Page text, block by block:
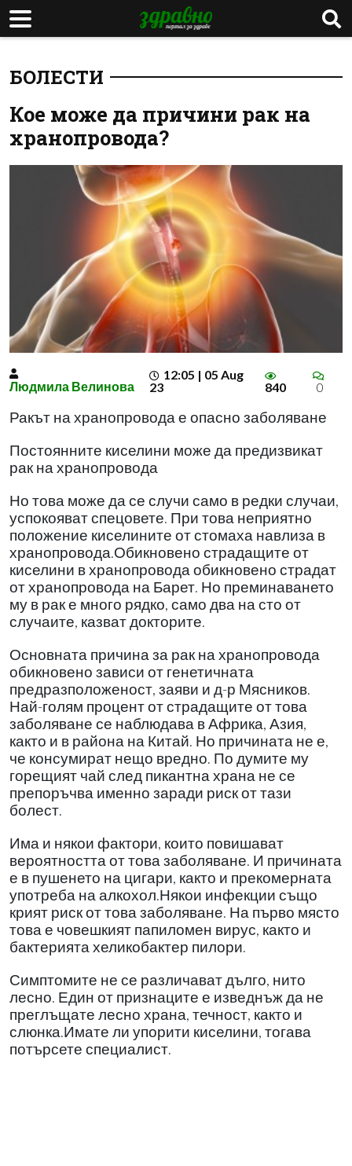
БОЛЕСТИ
Кое може да причини рак на
хранопровода?
Людмила Велинова
12:05 | 05 Aug
23
840 0
Ракът на хранопровода е опасно заболяване
Постоянните киселини може да предизвикат
рак на хранопровода
Но това може да се случи само в редки случаи,
успокояват спецовете. При това неприятно
положение киселините от стомаха навлиза в
хранопровода.Обикновено страдащите от
киселини в хранопровода обикновено страдат
от хранопровода на Барет. Но преминаването
му в рак е много рядко, само два на сто от
случаите, казват докторите.
Основната причина за рак на хранопровода
обикновено зависи от генетичната
предразположеност, заяви и д-р Мясников.
Най-голям процент от страдащите от това
заболяване се наблюдава в Африка, Азия,
както и в района на Китай. Но причината не е,
че консумират нещо вредно. По думите му
горещият чай след пикантна храна не се
препоръчва именно заради риск от тази
болест.
Има и някои фактори, които повишават
вероятността от това заболяване. И причината
е в пушенето на цигари, както и прекомерната
употреба на алкохол.Някои инфекции също
крият риск от това заболяване. На първо място
това е човешкият папиломен вирус, както и
бактерията хеликобактер пилори.
Симптомите не се различават дълго, нито
лесно. Един от признаците е изведнъж да не
преглъщате лесно храна, течност, както и
слюнка.Имате ли упорити киселини, тогава
потърсете специалист.